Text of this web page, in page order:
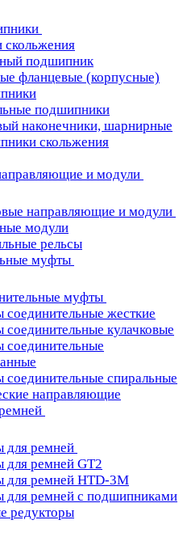
скольжения
подшипник
фланцевые (корпусные)
подшипники
наконечники, шарнирные
скольжения
и модули
направляющие и модули
модули
рельсы
муфты
муфты
жесткие
кулачковые
спиральные
направляющие
ремней
ремней GT2
ремней HTD-3M
ремней с подшипниками
редукторы